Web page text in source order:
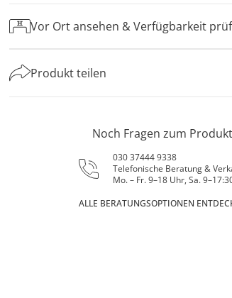
Vor Ort ansehen & Verfügbarkeit
Produkt teilen
Noch Fragen zum
030 37444 9338
Telefonische Beratung &
Mo. – Fr. 9–18 Uhr, Sa.
ALLE BERATUNGSOPTIONEN